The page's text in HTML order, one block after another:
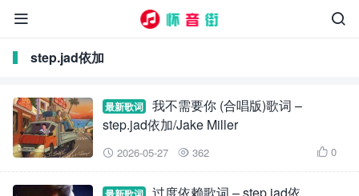


step.jad依加
最新歌词
我不需要你 (合唱版)歌词 –
step.jad依加/Jake Miller
 2026-05-27  362  0